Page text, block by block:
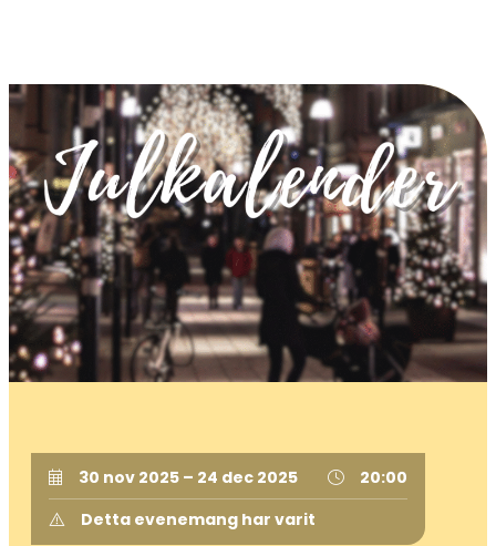
30 nov 2025 – 24 dec 2025
20:00
Detta evenemang har varit